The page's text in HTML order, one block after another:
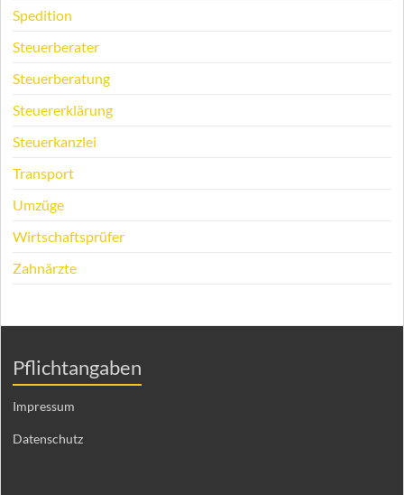
Spedition
Steuerberater
Steuerberatung
Steuererklärung
Steuerkanzlei
Transport
Umzüge
Wirtschaftsprüfer
Zahnärzte
Pflichtangaben
Impressum
Datenschutz